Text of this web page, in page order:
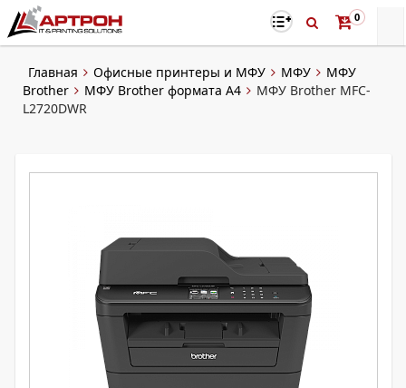
0
Главная Офисные принтеры и МФУ МФУ
МФУ
Brother
МФУ Brother формата А4
МФУ Brother MFC-
L2720DWR